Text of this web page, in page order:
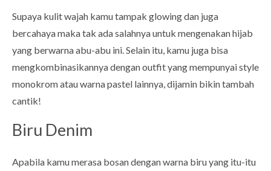
Supaya kulit wajah kamu tampak glowing dan juga
bercahaya maka tak ada salahnya untuk mengenakan hijab
yang berwarna abu-abu ini. Selain itu, kamu juga bisa
mengkombinasikannya dengan outfit yang mempunyai style
monokrom atau warna pastel lainnya, dijamin bikin tambah
cantik!
Biru Denim
Apabila kamu merasa bosan dengan warna biru yang itu-itu